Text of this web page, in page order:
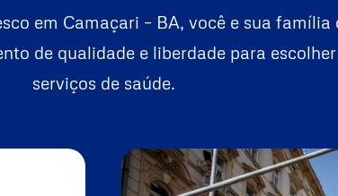
em Camaçari – BA, você e sua
de qualidade e liberdade para
serviços de saúde.